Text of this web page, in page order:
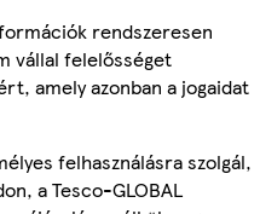
rendszeresen
vállal felelősséget
amely azonban a jogaidat
felhasználásra szolgál,
a Tesco-GLOBAL